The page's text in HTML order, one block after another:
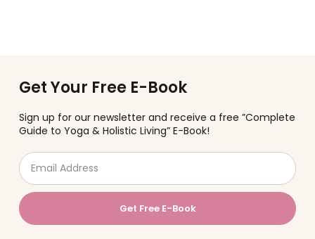
Get Your Free E-Book
Sign up for our newsletter and receive a free ”Complete
Guide to Yoga & Holistic Living” E-Book!
Get Free E-Book